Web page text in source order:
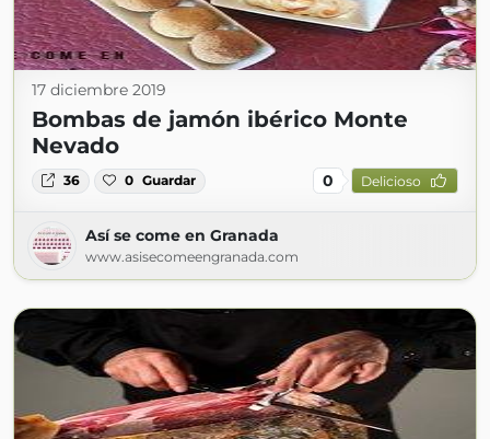
17 diciembre 2019
Bombas de jamón ibérico Monte
Nevado
36 0 Guardar 0 Delicioso
Así se come en Granada
www.asisecomeengranada.com